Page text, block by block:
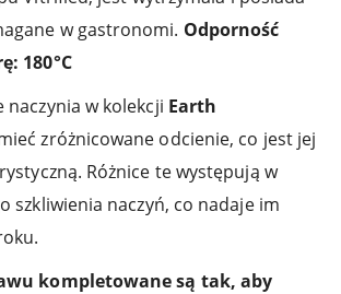
w gastronomi. Odporność
180°C
naczynia w kolekcji Earth
zróżnicowane odcienie, co jest jej
Różnice te występują w
szkliwienia naczyń, co nadaje im
kompletowane są tak, aby